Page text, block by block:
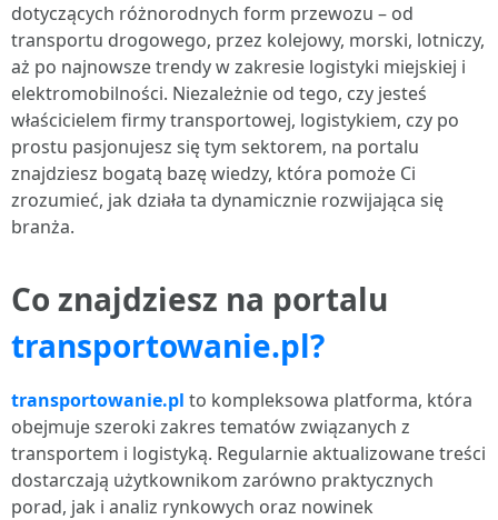
dotyczących różnorodnych form przewozu – od
transportu drogowego, przez kolejowy, morski, lotniczy,
aż po najnowsze trendy w zakresie logistyki miejskiej i
elektromobilności. Niezależnie od tego, czy jesteś
właścicielem firmy transportowej, logistykiem, czy po
prostu pasjonujesz się tym sektorem, na portalu
znajdziesz bogatą bazę wiedzy, która pomoże Ci
zrozumieć, jak działa ta dynamicznie rozwijająca się
branża.
Co znajdziesz na portalu
transportowanie.pl?
transportowanie.pl to kompleksowa platforma, która
obejmuje szeroki zakres tematów związanych z
transportem i logistyką. Regularnie aktualizowane treści
dostarczają użytkownikom zarówno praktycznych
porad, jak i analiz rynkowych oraz nowinek